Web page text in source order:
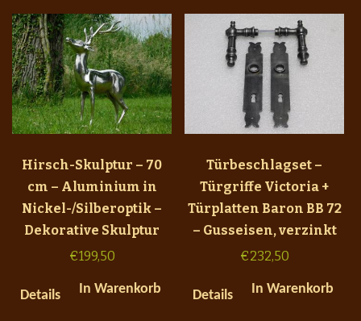
Hirsch-Skulptur – 70
cm – Aluminium in
Nickel-/Silberoptik –
Dekorative Skulptur
€199,50
Details In Warenkorb
Türbeschlagset –
Türgriffe Victoria +
Türplatten Baron BB 72
– Gusseisen, verzinkt
€232,50
Details In Warenkorb